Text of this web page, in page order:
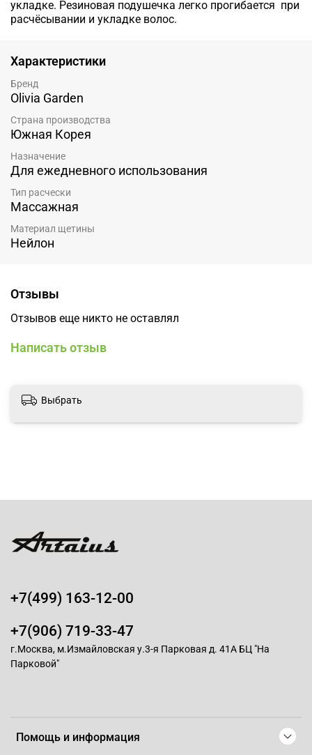
укладке. Резиновая подушечка легко прогибается при
расчёсывании и укладке волос.
Характеристики
Бренд
Olivia Garden
Страна производства
Южная Корея
Назначение
Для ежедневного использования
Тип расчески
Массажная
Материал щетины
Нейлон
Отзывы
Отзывов еще никто не оставлял
Написать отзыв
Выбрать
Помощь и информация
+7(499) 163-12-00
+7(906) 719-33-47
г.Москва, м.Измайловская у.3-я Парковая д. 41А БЦ "На
Парковой"